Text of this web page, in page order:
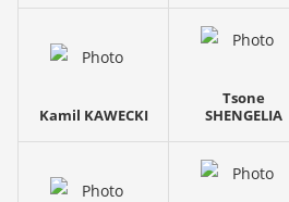
Kamil KAWECKI
Tsone
SHENGELIA